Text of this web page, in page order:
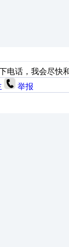
电话，我会尽快
举报